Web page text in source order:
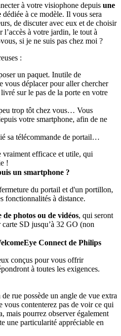
à votre visiophone depuis une
dédiée à ce modèle. Il vous sera
de discuter avec eux et de choisir
l’accès à votre jardin, le tout à
si je ne suis pas chez moi ?
:
un paquet. Inutile de
vous déplacer pour aller chercher
sur le pas de la porte en votre
trop tôt chez vous… Vous
votre smartphone, afin de ne
sa télécommande de portail…
vraiment efficace et utile, qui
!
un smartphone ?
du portail et d'un portillon,
fonctionnalités à distance.
de photos ou de vidéos, qui seront
SD jusqu’à 32 GO (non
Connect de Philips
conçus pour vous offrir
à toutes les exigences.
rue possède un angle de vue extra
contenterez pas de voir ce qui
mais pourrez observer également
une particularité appréciable en